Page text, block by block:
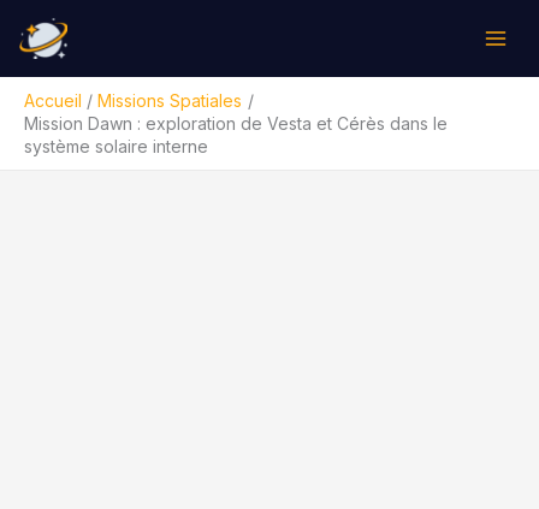
contenu
Accueil
Missions Spatiales
Mission Dawn : exploration de Vesta et Cérès dans le
système solaire interne
Rechercher